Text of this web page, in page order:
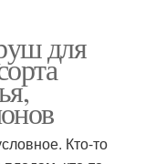
для
Кто-то